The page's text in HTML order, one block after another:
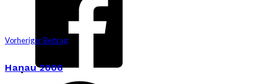
Vorheriger Beitrag
Hanau 2006